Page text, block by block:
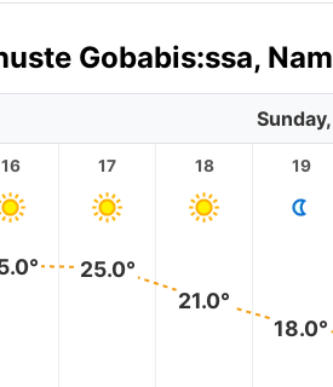
Gobabis:ssa,
16 17
25.0°
18
21.0°
19
18.0°